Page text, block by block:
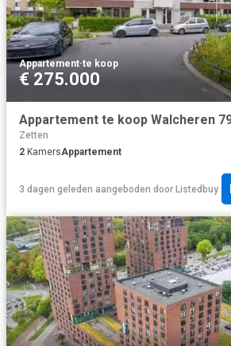
Appartement·te koop
€ 275.000
Zetten
2 KamersAppartement
3 dagen geleden aangeboden door Listedbuy